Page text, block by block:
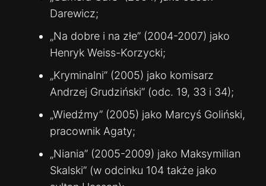
Darewicz;
„Na dobre i na złe” (2004-2007) jako
Henryk Weiss-Korzycki;
„Kryminalni” (2005) jako komisarz
Andrzej Grudziński” (odc. 19, 33 i 34);
„Wiedźmy” (2005) jako Marcyś Goliński,
pracownik Agaty;
„Niania” (2005-2009) jako Maksymilian
Skalski” (w odcinku 104 także jako